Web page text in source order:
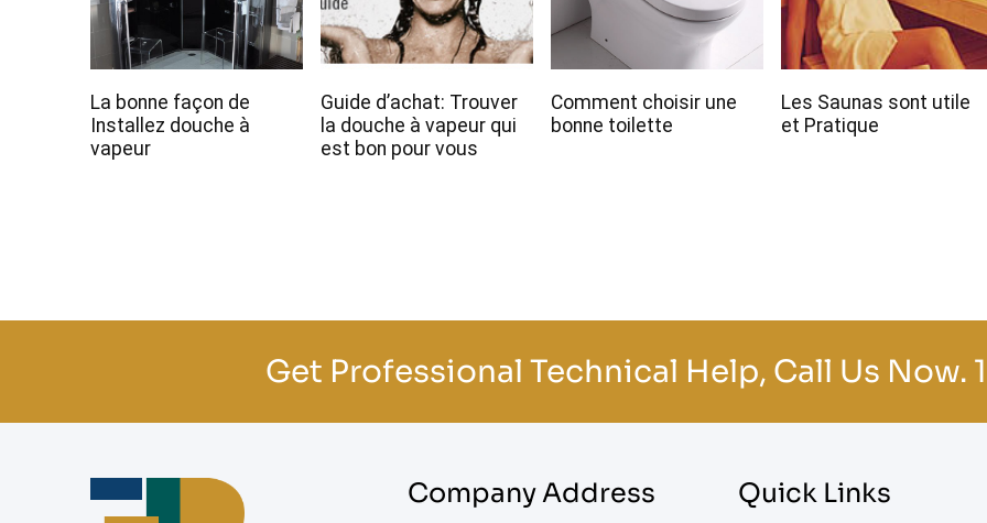
La bonne façon de
Installez douche à
vapeur
Guide d’achat: Trouver
la douche à vapeur qui
est bon pour vous
Comment choisir une
bonne toilette
Les Saunas sont utile
et Pratique
Get Professional Technical Help, Call Us Now.
Company Address Quick Links